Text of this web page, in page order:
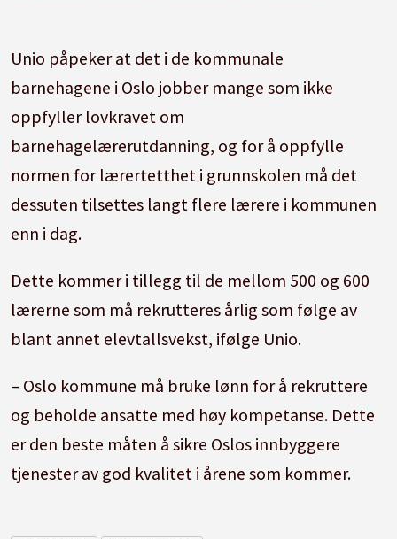
Unio påpeker at det i de kommunale
barnehagene i Oslo jobber mange som ikke
oppfyller lovkravet om
barnehagelærerutdanning, og for å oppfylle
normen for lærertetthet i grunnskolen må det
dessuten tilsettes langt flere lærere i kommunen
enn i dag.
Dette kommer i tillegg til de mellom 500 og 600
lærerne som må rekrutteres årlig som følge av
blant annet elevtallsvekst, ifølge Unio.
– Oslo kommune må bruke lønn for å rekruttere
og beholde ansatte med høy kompetanse. Dette
er den beste måten å sikre Oslos innbyggere
tjenester av god kvalitet i årene som kommer.